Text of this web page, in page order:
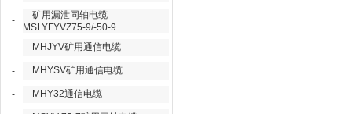
-
矿用漏泄同轴电缆
MSLYFYVZ75-9/-50-9
-
MHJYV矿用通信电缆
- MHYSV矿用通信电缆
- MHY32通信电缆